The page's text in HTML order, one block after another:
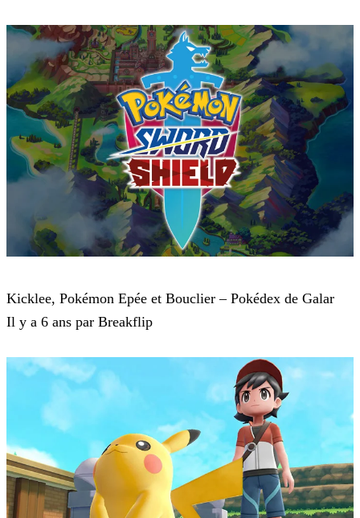
Kicklee, Pokémon Epée et Bouclier – Pokédex de Galar
Il y a 6 ans par Breakflip